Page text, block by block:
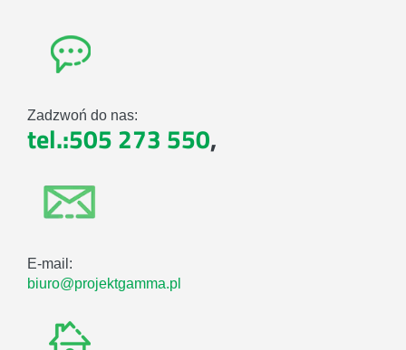
Zadzwoń do nas:
tel.:505 273 550,
E-mail:
biuro@projektgamma.pl